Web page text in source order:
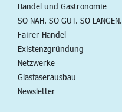
Handel und Gastronomie
SO NAH. SO GUT. SO LANGEN.
Fairer Handel
Existenzgründung
Netzwerke
Glasfaserausbau
Newsletter